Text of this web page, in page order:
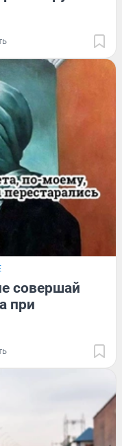
совершай
при